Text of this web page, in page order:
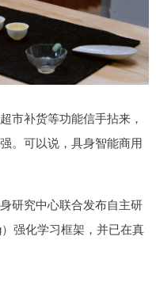
市补货等功能信手拈来，
。可以说，具身智能商用
研究中心联合发布自主研
强化学习框架，并已在真